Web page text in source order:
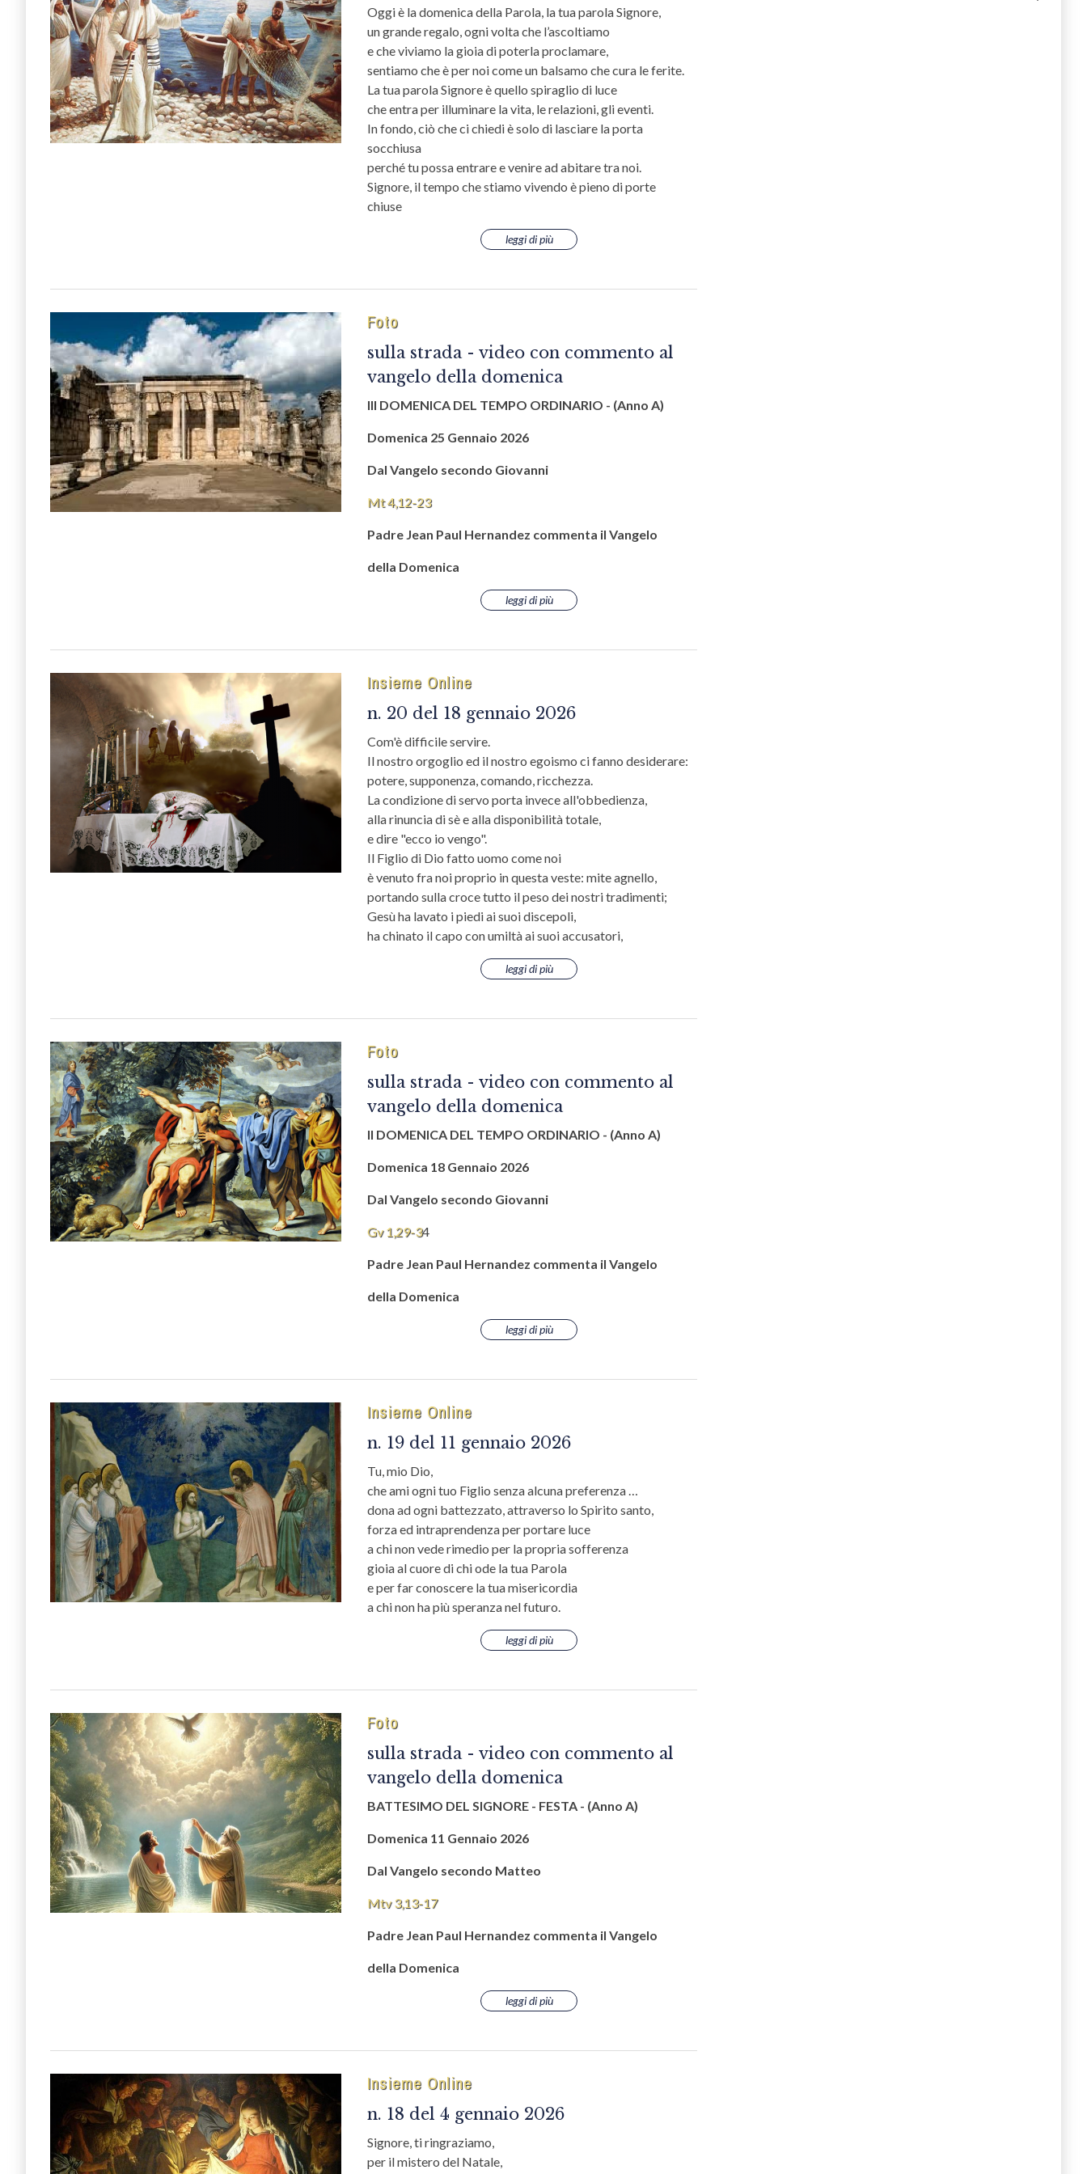
Oggi è la domenica della Parola, la tua parola Signore,
un grande regalo, ogni volta che l’ascoltiamo
e che viviamo la gioia di poterla proclamare,
sentiamo che è per noi come un balsamo che cura le ferite.
La tua parola Signore è quello spiraglio di luce
che entra per illuminare la vita, le relazioni, gli eventi.
In fondo, ciò che ci chiedi è solo di lasciare la porta
socchiusa
perché tu possa entrare e venire ad abitare tra noi.
Signore, il tempo che stiamo vivendo è pieno di porte
chiuse
leggi di più
Foto
sulla strada - video con commento al
vangelo della domenica
III DOMENICA DEL TEMPO ORDINARIO - (Anno A)
Domenica 25 Gennaio 2026
Dal Vangelo secondo Giovanni
Mt 4,12-23
Padre Jean Paul Hernandez commenta il Vangelo
della Domenica
leggi di più
Insieme Online
n. 20 del 18 gennaio 2026
Com'è difficile servire.
Il nostro orgoglio ed il nostro egoismo ci fanno desiderare:
potere, supponenza, comando, ricchezza.
La condizione di servo porta invece all'obbedienza,
alla rinuncia di sè e alla disponibilità totale,
e dire "ecco io vengo".
Il Figlio di Dio fatto uomo come noi
è venuto fra noi proprio in questa veste: mite agnello,
portando sulla croce tutto il peso dei nostri tradimenti;
Gesù ha lavato i piedi ai suoi discepoli,
ha chinato il capo con umiltà ai suoi accusatori,
leggi di più
Foto
sulla strada - video con commento al
vangelo della domenica
II DOMENICA DEL TEMPO ORDINARIO - (Anno A)
Domenica 18 Gennaio 2026
Dal Vangelo secondo Giovanni
Gv 1,29-34
Padre Jean Paul Hernandez commenta il Vangelo
della Domenica
leggi di più
Insieme Online
n. 19 del 11 gennaio 2026
Tu, mio Dio,
che ami ogni tuo Figlio senza alcuna preferenza …
dona ad ogni battezzato, attraverso lo Spirito santo,
forza ed intraprendenza per portare luce
a chi non vede rimedio per la propria sofferenza
gioia al cuore di chi ode la tua Parola
e per far conoscere la tua misericordia
a chi non ha più speranza nel futuro.
leggi di più
Foto
sulla strada - video con commento al
vangelo della domenica
BATTESIMO DEL SIGNORE - FESTA - (Anno A)
Domenica 11 Gennaio 2026
Dal Vangelo secondo Matteo
Mtv 3,13-17
Padre Jean Paul Hernandez commenta il Vangelo
della Domenica
leggi di più
Insieme Online
n. 18 del 4 gennaio 2026
Signore, ti ringraziamo,
per il mistero del Natale,